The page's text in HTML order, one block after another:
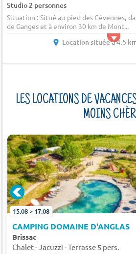
Studio 2 personnes
Situation : Situé au pied des Cévennes,
de Ganges et à environ 30 km de Mont...
Location située à 4.5
LES LOCATIONS DE
MOINS
15.08 > 17.08
CAMPING DOMAINE D'ANGLAS
Brissac
Chalet - Jacuzzi - Terrasse 5 pers.